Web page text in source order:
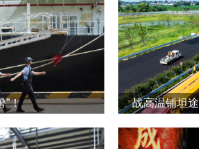
”！ 战高温铺坦途